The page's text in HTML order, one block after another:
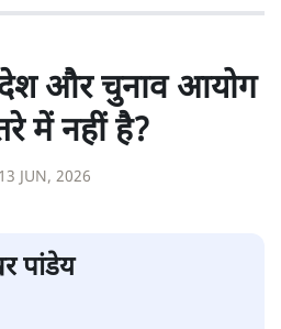
और चुनाव आयोग
में नहीं है?
13 JUN, 2026